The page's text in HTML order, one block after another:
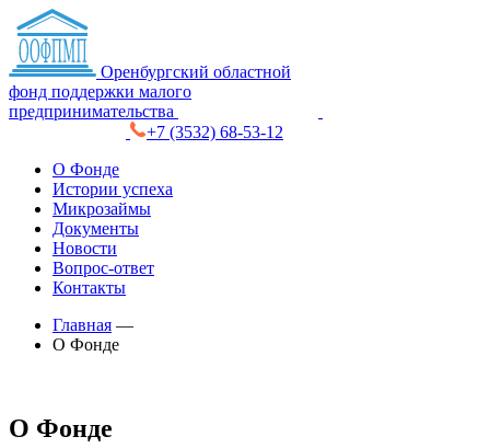
Оренбургский областной
фонд поддержки малого
предпринимательства
+7 (3532) 68-53-12
О Фонде
Истории успеха
Микрозаймы
Документы
Новости
Вопрос-ответ
Контакты
Главная —
О Фонде
О Фонде